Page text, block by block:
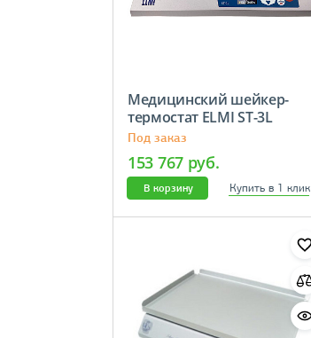
Медицинский шейкер-
термостат ELMI ST-3L
Под заказ
153 767 руб.
В корзину Купить в 1 клик